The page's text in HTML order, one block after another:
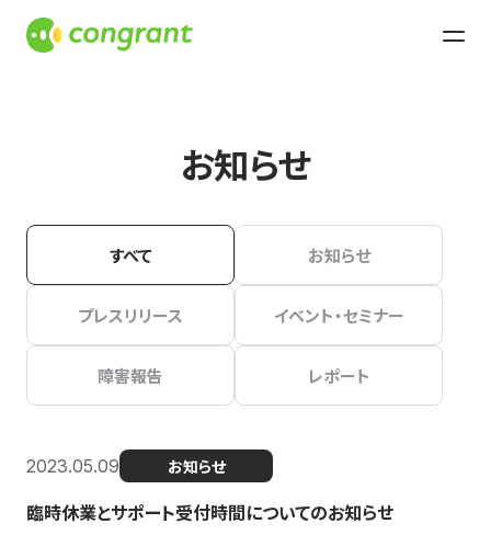
お知らせ
すべて お知らせ
プレスリリース イベント・セミナー
障害報告 レポート
2023.05.09 お知らせ
臨時休業とサポート受付時間についてのお知らせ